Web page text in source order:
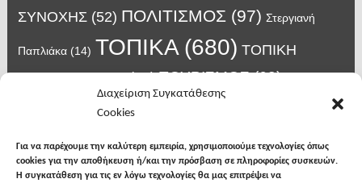
Διαχείριση Συγκατάθεσης
Cookies
Για να παρέχουμε την καλύτερη εμπειρία, χρησιμοποιούμε τεχνολογίες όπως
cookies για την αποθήκευση ή/και την πρόσβαση σε πληροφορίες συσκευών.
Η συγκατάθεση για τις εν λόγω τεχνολογίες θα μας επιτρέψει να
ΣΥΝΟΧΗΣ(52) ΠΟΛΙΤΙΣΜΟΣ (97) Στεργιανή
Παπλιάκα(14) ΤΟΠΙΚΑ(680) ΤΟΠΙΚΗ
ΑΥΤΟΔΙΟΙΚΗΣΗ(45) ΤΟΥΡΙΣΜΟΣ(63)
(14) Χατζηβασιλειου
κρούσματα κορονοϊού(18) λαϊκή Νιγρίτας(13) νοσοκομείο Σερρών
σπυροπουλος(7) υγεια(148)